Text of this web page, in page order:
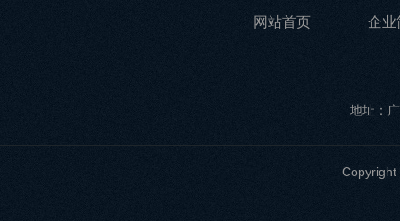
网站首页 企业
地址：